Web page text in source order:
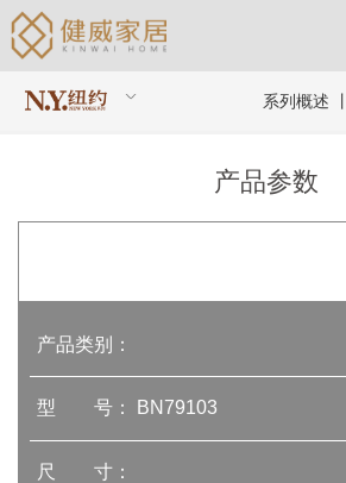
系列概述
产品参数
产品类别：
型 号： BN79103
尺 寸：